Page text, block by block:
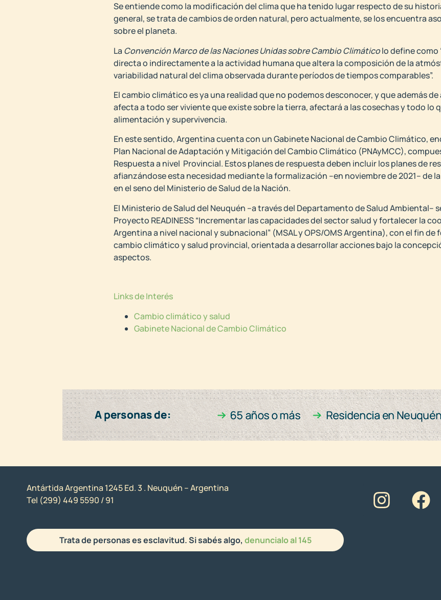
Se entiende como la modificación del clima que ha tenido lugar respecto de su
general, se trata de cambios de orden natural, pero actualmente, se los encuentra
sobre el planeta.
La Convención Marco de las Naciones Unidas sobre Cambio Climáticolo define como
directa o indirectamente a la actividad humana que altera la composición de la
variabilidad natural del clima observada durante períodos de tiempos comparables”.
El cambio climático es ya una realidad que no podemos desconocer, y que además
afecta a todo ser viviente que existe sobre la tierra, afectará a las cosechas y todo lo
alimentación y supervivencia.
En este sentido, Argentina cuenta con un Gabinete Nacional de Cambio Climático,
Plan Nacional de Adaptación y Mitigación del Cambio Climático (PNAyMCC),
Respuesta a nivel Provincial. Estos planes de respuesta deben incluir los planes de
afianzándose esta necesidad mediante la formalización –en noviembre de 2021– de
en el seno del Ministerio de Salud de la Nación.
El Ministerio de Salud del Neuquén –a través del Departamento de Salud Ambiental–
Proyecto READINESS “Incrementar las capacidades del sector salud y fortalecer la
Argentina a nivel nacional y subnacional” (MSAL y OPS/OMS Argentina), con el fin de
cambio climático y salud provincial, orientada a desarrollar acciones bajo la
aspectos.
Links de Interés
Cambio climático y salud
Gabinete Nacional de Cambio Climático
Antártida Argentina 1245 Ed. 3 . Neuquén – Argentina
Tel (299) 449 5590 / 91
Trata de personas es esclavitud. Si sabés algo, denuncialo al 145